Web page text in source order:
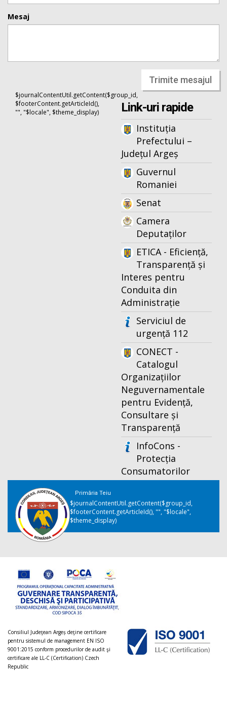
Mesaj
Trimite mesajul
$journalContentUtil.getContent($group_id,
$footerContent.getArticleId(),
"", "$locale", $theme_display)
Link-uri rapide
Instituția
Prefectului –
Județul Argeș
Guvernul
Romaniei
Senat
Camera
Deputaților
ETICA - Eficiență,
Transparență și
Interes pentru
Conduita din
Administrație
Serviciul de
urgență 112
CONECT -
Catalogul
Organizațiilor
Neguvernamentale
pentru Evidență,
Consultare și
Transparență
InfoCons -
Protecția
Consumatorilor
Primăria Teiu
$journalContentUtil.getContent($group_id,
$footerContent.getArticleId(), "", "$locale",
$theme_display)
Consiliul Judeţean Argeș deţine certificare
pentru sistemul de management EN ISO
9001:2015 conform procedurilor de audit şi
certificare ale LL-C (Certification) Czech
Republic